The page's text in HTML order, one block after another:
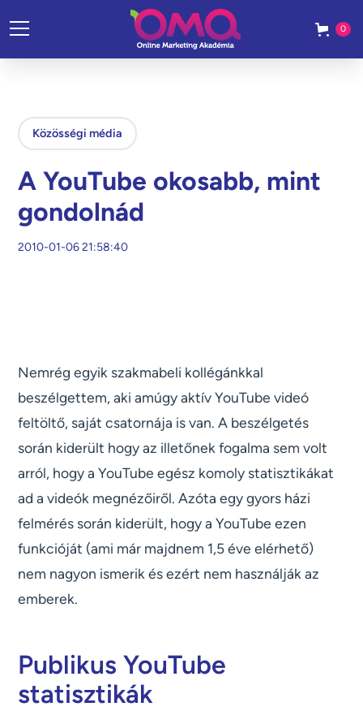
0
Közösségi média
A YouTube okosabb, mint
gondolnád
2010-01-06 21:58:40
Nemrég egyik szakmabeli kollégánkkal
beszélgettem, aki amúgy aktív YouTube videó
feltöltő, saját csatornája is van. A beszélgetés
során kiderült hogy az illetőnek fogalma sem volt
arról, hogy a YouTube egész komoly statisztikákat
ad a videók megnézőiről. Azóta egy gyors házi
felmérés során kiderült, hogy a YouTube ezen
funkcióját (ami már majdnem 1,5 éve elérhető)
nem nagyon ismerik és ezért nem használják az
emberek.
Publikus YouTube
statisztikák